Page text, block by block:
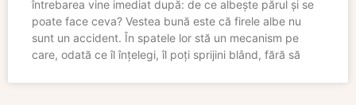
întrebarea vine imediat după: de ce albește părul și se
poate face ceva? Vestea bună este că firele albe nu
sunt un accident. În spatele lor stă un mecanism pe
care, odată ce îl înțelegi, îl poți sprijini blând, fără să